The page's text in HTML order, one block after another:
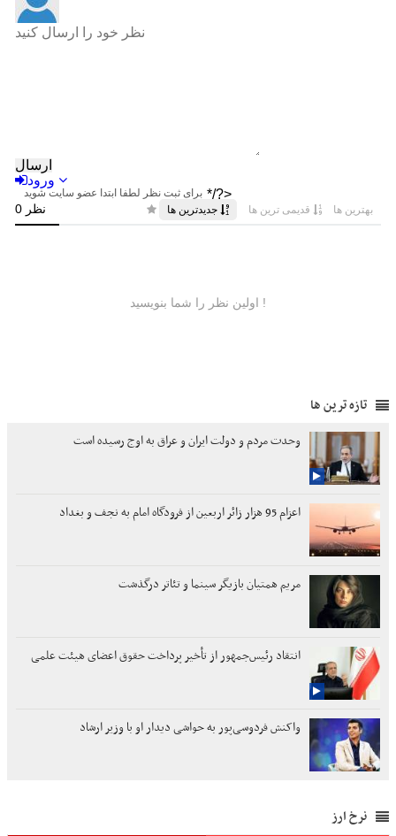
تازه ترین ها
وحدت مردم و دولت ایران و عراق به اوج رسیده است
اعزام 95 هزار زائر اربعین از فرودگاه امام به نجف و بغداد
مریم همتیان بازیگر سینما و تئاتر درگذشت
انتقاد رئیس‌جمهور از تأخیر پرداخت حقوق اعضای هیئت علمی
واکنش فردوسی‌پور به حواشی دیدار او با وزیر ارشاد
نرخ ارز